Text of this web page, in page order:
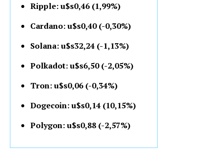
Ripple: u$s0,46 (1,99%)
Cardano: u$s0,40 (-0,30%)
Solana: u$s32,24 (-1,13%)
Polkadot: u$s6,50 (-2,05%)
Tron: u$s0,06 (-0,34%)
Dogecoin: u$s0,14 (10,15%)
Polygon: u$s0,88 (-2,57%)